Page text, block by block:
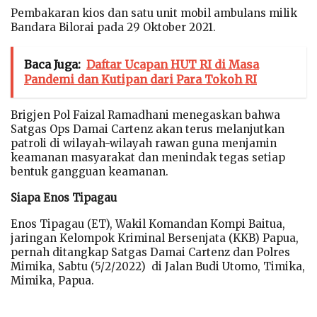
Pembakaran kios dan satu unit mobil ambulans milik
Bandara Bilorai pada 29 Oktober 2021.
Baca Juga: Daftar Ucapan HUT RI di Masa
Pandemi dan Kutipan dari Para Tokoh RI
Brigjen Pol Faizal Ramadhani menegaskan bahwa
Satgas Ops Damai Cartenz akan terus melanjutkan
patroli di wilayah-wilayah rawan guna menjamin
keamanan masyarakat dan menindak tegas setiap
bentuk gangguan keamanan.
Siapa Enos Tipagau
Enos Tipagau (ET), Wakil Komandan Kompi Baitua,
jaringan Kelompok Kriminal Bersenjata (KKB) Papua,
pernah ditangkap Satgas Damai Cartenz dan Polres
Mimika, Sabtu (5/2/2022) di Jalan Budi Utomo, Timika,
Mimika, Papua.